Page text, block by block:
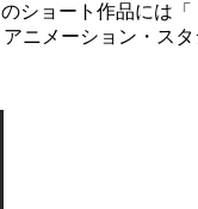
ショート作品に
ニメーション・ス